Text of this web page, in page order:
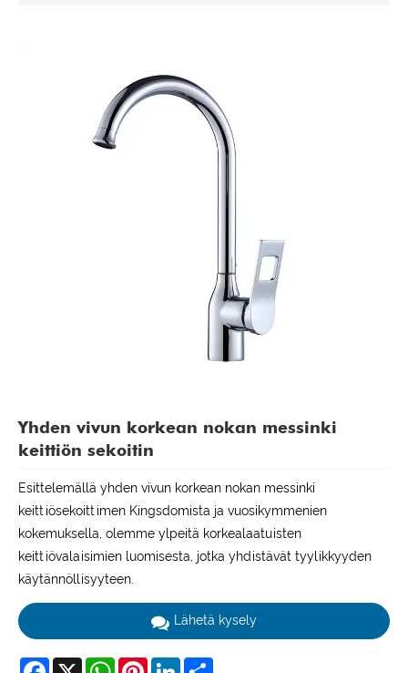
Yhden vivun korkean nokan messinki
keittiön sekoitin
Esittelemällä yhden vivun korkean nokan messinki
keittiösekoittimen Kingsdomista ja vuosikymmenien
kokemuksella, olemme ylpeitä korkealaatuisten
keittiövalaisimien luomisesta, jotka yhdistävät tyylikkyyden
käytännöllisyyteen.
Lähetä kysely
Facebook
X WhatsAppPinterestLinkedIn